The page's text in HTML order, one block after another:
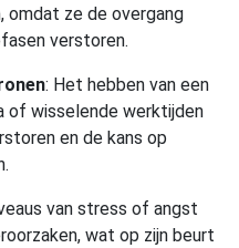
omdat ze de overgang
verstoren.
: Het hebben van een
of wisselende werktijden
en de kans op
van stress of angst
wat op zijn beurt